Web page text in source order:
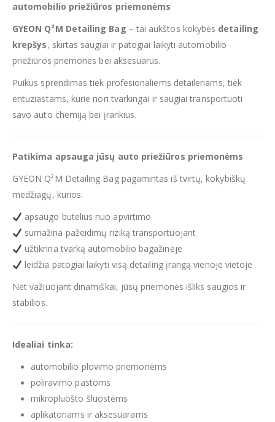
automobilio priežiūros priemonėms
GYEON Q²M Detailing Bag – tai aukštos kokybės detailing
krepšys, skirtas saugiai ir patogiai laikyti automobilio
priežiūros priemones bei aksesuarus.
Puikus sprendimas tiek profesionaliems detaileriams, tiek
entuziastams, kurie nori tvarkingai ir saugiai transportuoti
savo auto chemiją bei įrankius.
Patikima apsauga jūsų auto priežiūros priemonėms
GYEON Q²M Detailing Bag pagamintas iš tvirtų, kokybiškų
medžiagų, kurios:
apsaugo butelius nuo apvirtimo
sumažina pažeidimų riziką transportuojant
užtikrina tvarką automobilio bagažinėje
leidžia patogiai laikyti visą detailing įrangą vienoje vietoje
Net važiuojant dinamiškai, jūsų priemonės išliks saugios ir
stabilios.
Idealiai tinka:
automobilio plovimo priemonėms
poliravimo pastoms
mikropluošto šluostėms
aplikatoriams ir aksesuarams